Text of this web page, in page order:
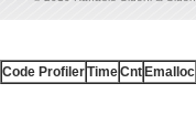
Code ProfilerTimeCnt Emalloc